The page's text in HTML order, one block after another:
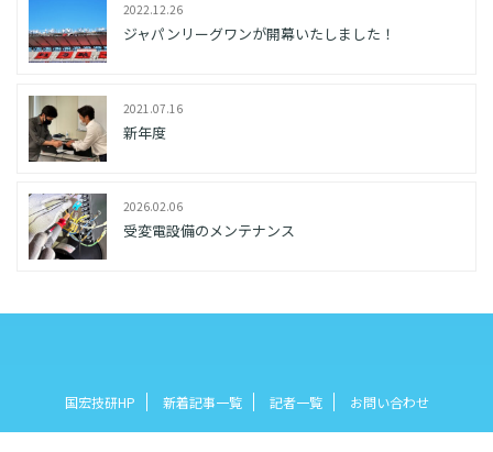
2022.12.26
ジャパンリーグワンが開幕いたしました！
2021.07.16
新年度
2026.02.06
受変電設備のメンテナンス
国宏技研HP 新着記事一覧 記者一覧 お問い合わせ